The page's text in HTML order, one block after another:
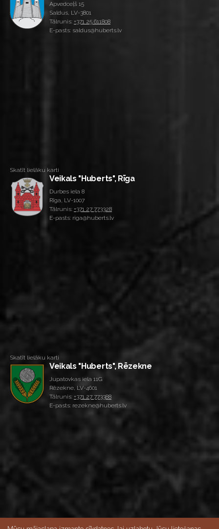
Apvedceļš 15
Saldus, LV-3801
Tālrunis: +371 25 611808
E-pasts: saldus@huberts.lv
Skatīt lielāku karti
Veikals "Huberts", Rīga
Durbes iela 8
Rīga, LV-1007
Tālrunis: +371 27 773328
E-pasts: riga@huberts.lv
Skatīt lielāku karti
Veikals "Huberts", Rēzekne
Jupatovkas iela 11G
Rēzekne, LV-4601
Tālrunis: +371 27 773388
E-pasts: rezekne@huberts.lv